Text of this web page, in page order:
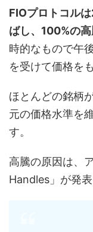
FIOプロトコル
ばし、100%の高
時的なもので午
を受けて価格を
ほとんどの銘柄
元の価格水準を
す。
高騰の原因は、
Handles」が発表